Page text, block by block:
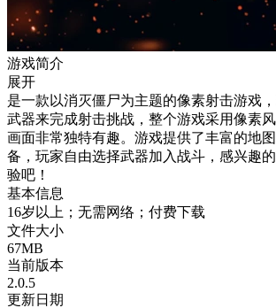
游戏简介
展开
是一款以消灭僵尸为主题的像素射击游戏
武器来完成射击挑战，整个游戏采用像素
画面非常独特有趣。游戏提供了丰富的地
备，玩家自由选择武器加入战斗，感兴趣
验吧！
基本信息
16岁以上；无需网络；付费下载
文件大小
67MB
当前版本
2.0.5
更新日期